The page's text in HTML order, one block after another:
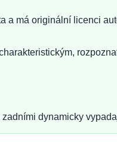
a má originální licenci
dynamicky